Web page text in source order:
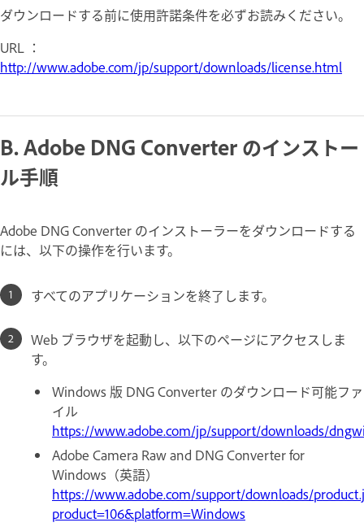
ダウンロードする前に使用許諾条件を必ずお読みください。
URL ：
http://www.adobe.com/jp/support/downloads/license.html
B. Adobe DNG Converter のインストー
ル手順
Adobe DNG Converter のインストーラーをダウンロードする
には、以下の操作を行います。
すべてのアプリケーションを終了します。
Web ブラウザを起動し、以下のページにアクセスしま
す。
Windows 版 DNG Converter のダウンロード可能ファ
イル
https://www.adobe.com/jp/support/downloads/
Adobe Camera Raw and DNG Converter for
Windows（英語）
https://www.adobe.com/support/downloads/
product=106&platform=Windows